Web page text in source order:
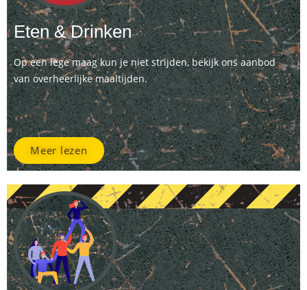
Eten & Drinken
Op een lege maag kun je niet strijden, bekijk ons aanbod
van overheerlijke maaltijden.
Meer lezen